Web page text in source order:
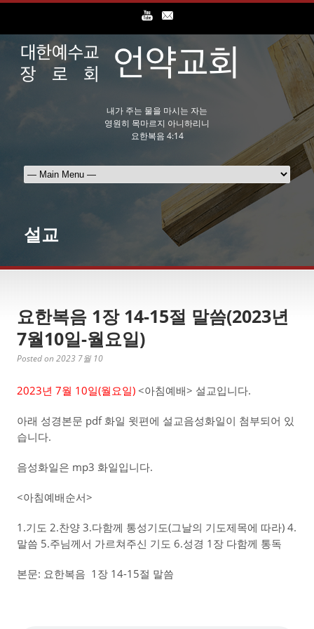
내가 주는 물을 마시는 자는
영원히 목마르지 아니하리니
요한복음 4:14
설교
요한복음 1장 14-15절 말씀(2023년
7월10일-월요일)
Posted on 2023 7월 10
2023년 7월 10일(월요일) <아침예배> 설교입니다.
아래 성경본문 pdf 화일 윗편에 설교음성화일이 첨부되어 있
습니다.
음성화일은 mp3 화일입니다.
<아침예배순서>
1.기도 2.찬양 3.다함께 통성기도(그날의 기도제목에 따라) 4.
말씀 5.주님께서 가르쳐주신 기도 6.성경 1장 다함께 통독
본문: 요한복음 1장 14-15절 말씀